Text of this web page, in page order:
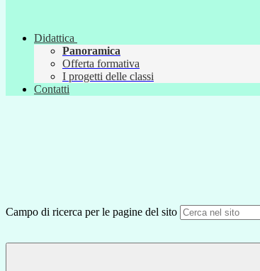
Didattica
Panoramica
Offerta formativa
I progetti delle classi
Contatti
Campo di ricerca per le pagine del sito